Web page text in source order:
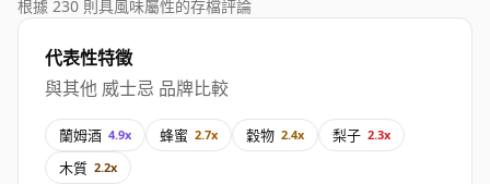
根據 230 則具風味屬性的存檔評論
代表性特徵
與其他 威士忌 品牌比較
蘭姆酒 4.9x 蜂蜜 2.7x 穀物 2.4x 梨子 2.3x
木質 2.2x